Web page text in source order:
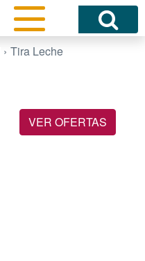
Tira Leche
VER OFERTAS